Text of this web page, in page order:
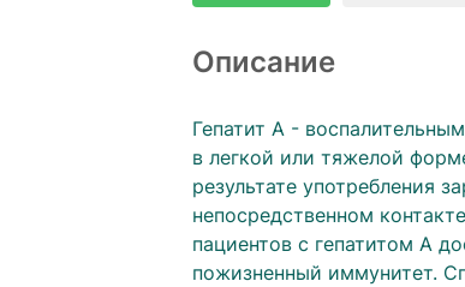
Описание
Гепатит А -
в легкой или тяжелой
результате употребления
непосредственном
пациентов с гепатитом А
пожизненный иммунитет.